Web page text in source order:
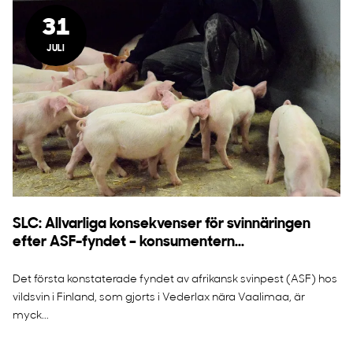
31
JULI
SLC: Allvarliga konsekvenser för svinnäringen
efter ASF-fyndet – konsumentern...
Det första konstaterade fyndet av afrikansk svinpest (ASF) hos
vildsvin i Finland, som gjorts i Vederlax nära Vaalimaa, är
myck...